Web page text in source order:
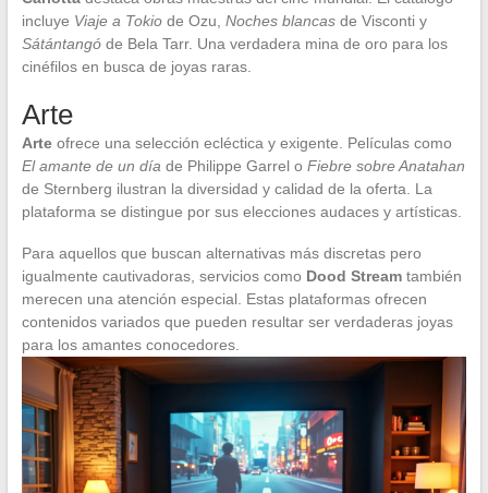
incluye Viaje a Tokiode Ozu, Noches blancasde Visconti y
Sátántangóde Bela Tarr. Una verdadera mina de oro para los
cinéfilos en busca de joyas raras.
Arte
Arteofrece una selección ecléctica y exigente. Películas como
El amante de un día de Philippe Garrel o Fiebre sobre Anatahan
de Sternberg ilustran la diversidad y calidad de la oferta. La
plataforma se distingue por sus elecciones audaces y artísticas.
Para aquellos que buscan alternativas más discretas pero
igualmente cautivadoras, servicios como Dood Streamtambién
merecen una atención especial. Estas plataformas ofrecen
contenidos variados que pueden resultar ser verdaderas joyas
para los amantes conocedores.